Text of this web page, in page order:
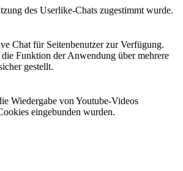
des Userlike-Chats zugestimmt wurde.
Chat für Seitenbenutzer zur Verfügung.
Funktion der Anwendung über mehrere
gestellt.
Wiedergabe von Youtube-Videos
eingebunden wurden.